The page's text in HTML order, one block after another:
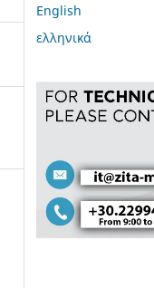
English
ελληνικά